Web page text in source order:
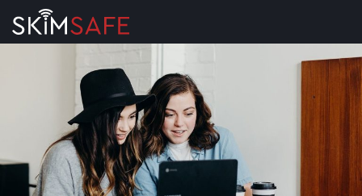
Skip to content